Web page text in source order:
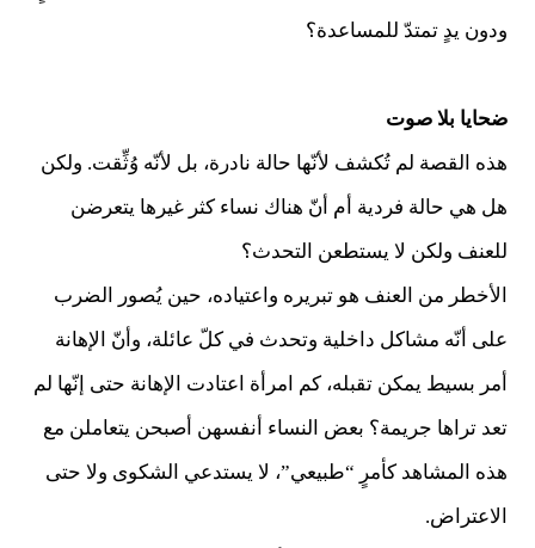
ودون يدٍ تمتدّ للمساعدة؟
ضحايا بلا صوت
هذه القصة لم تُكشف لأنّها حالة نادرة، بل لأنّه وُثِّقت. ولكن
هل هي حالة فردية أم أنّ هناك نساء كثر غيرها يتعرضن
للعنف ولكن لا يستطعن التحدث؟
الأخطر من العنف هو تبريره واعتياده، حين يُصور الضرب
على أنّه مشاكل داخلية وتحدث في كلّ عائلة، وأنّ الإهانة
أمر بسيط يمكن تقبله، كم امرأة اعتادت الإهانة حتى إنّها لم
تعد تراها جريمة؟ بعض النساء أنفسهن أصبحن يتعاملن مع
هذه المشاهد كأمرٍ “طبيعي”، لا يستدعي الشكوى ولا حتى
الاعتراض.